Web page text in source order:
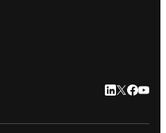
LinkedIn abre
Twitter